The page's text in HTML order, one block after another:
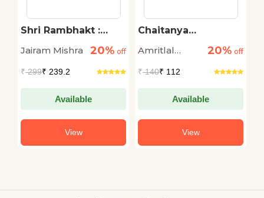
Shri Rambhakt :
Jairam Mishra
20% off
₹299₹ 239.2
Available
View
Chaitanya
Amritlal
20% off
₹140₹ 112
Available
View